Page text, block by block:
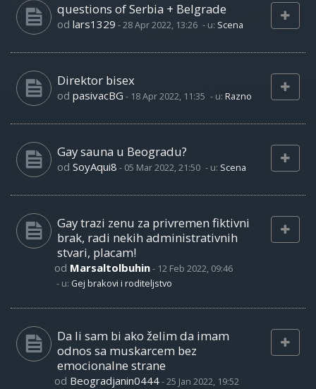
questions of Serbia + Belgrade
od lars1329 -28 Apr 2022, 13:26 - u: Scena
Direktor bisex
od pasivacBG - 18 Apr 2022, 11:35 - u: Razno
Gay sauna u Beogradu?
od SoyAqui8 - 05 Mar 2022, 21:50 - u: Scena
Gay trazi zenu za privremen fiktivni
brak, radi nekih administrativnih
stvari, placam!
od Marsaltolbuhin- 12 Feb 2022, 09:46
- u: Gej brakovi i roditeljstvo
Da li sam bi ako želim da imam
odnos sa muskarcem bez
emocionalne strane
od Beogradjanin0444-25 Jan 2022, 19:52